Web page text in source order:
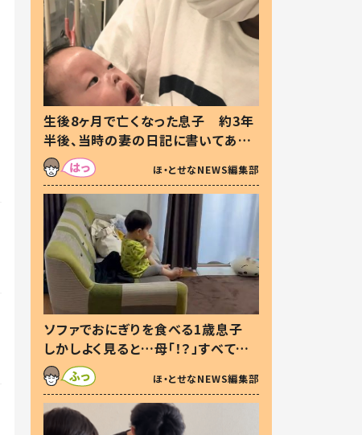
生後8ヶ月で亡くなった息子 約3年
半後、当時の妻の日記に書いてあっ
た本音とは
ほ・とせなNEWS編集部
ソファでおにぎりを食べる1歳息子
しかしよく見ると…母「！？」すべてを
察した母の投稿に「可愛いから許
す！」「現行犯〜」
ほ・とせなNEWS編集部